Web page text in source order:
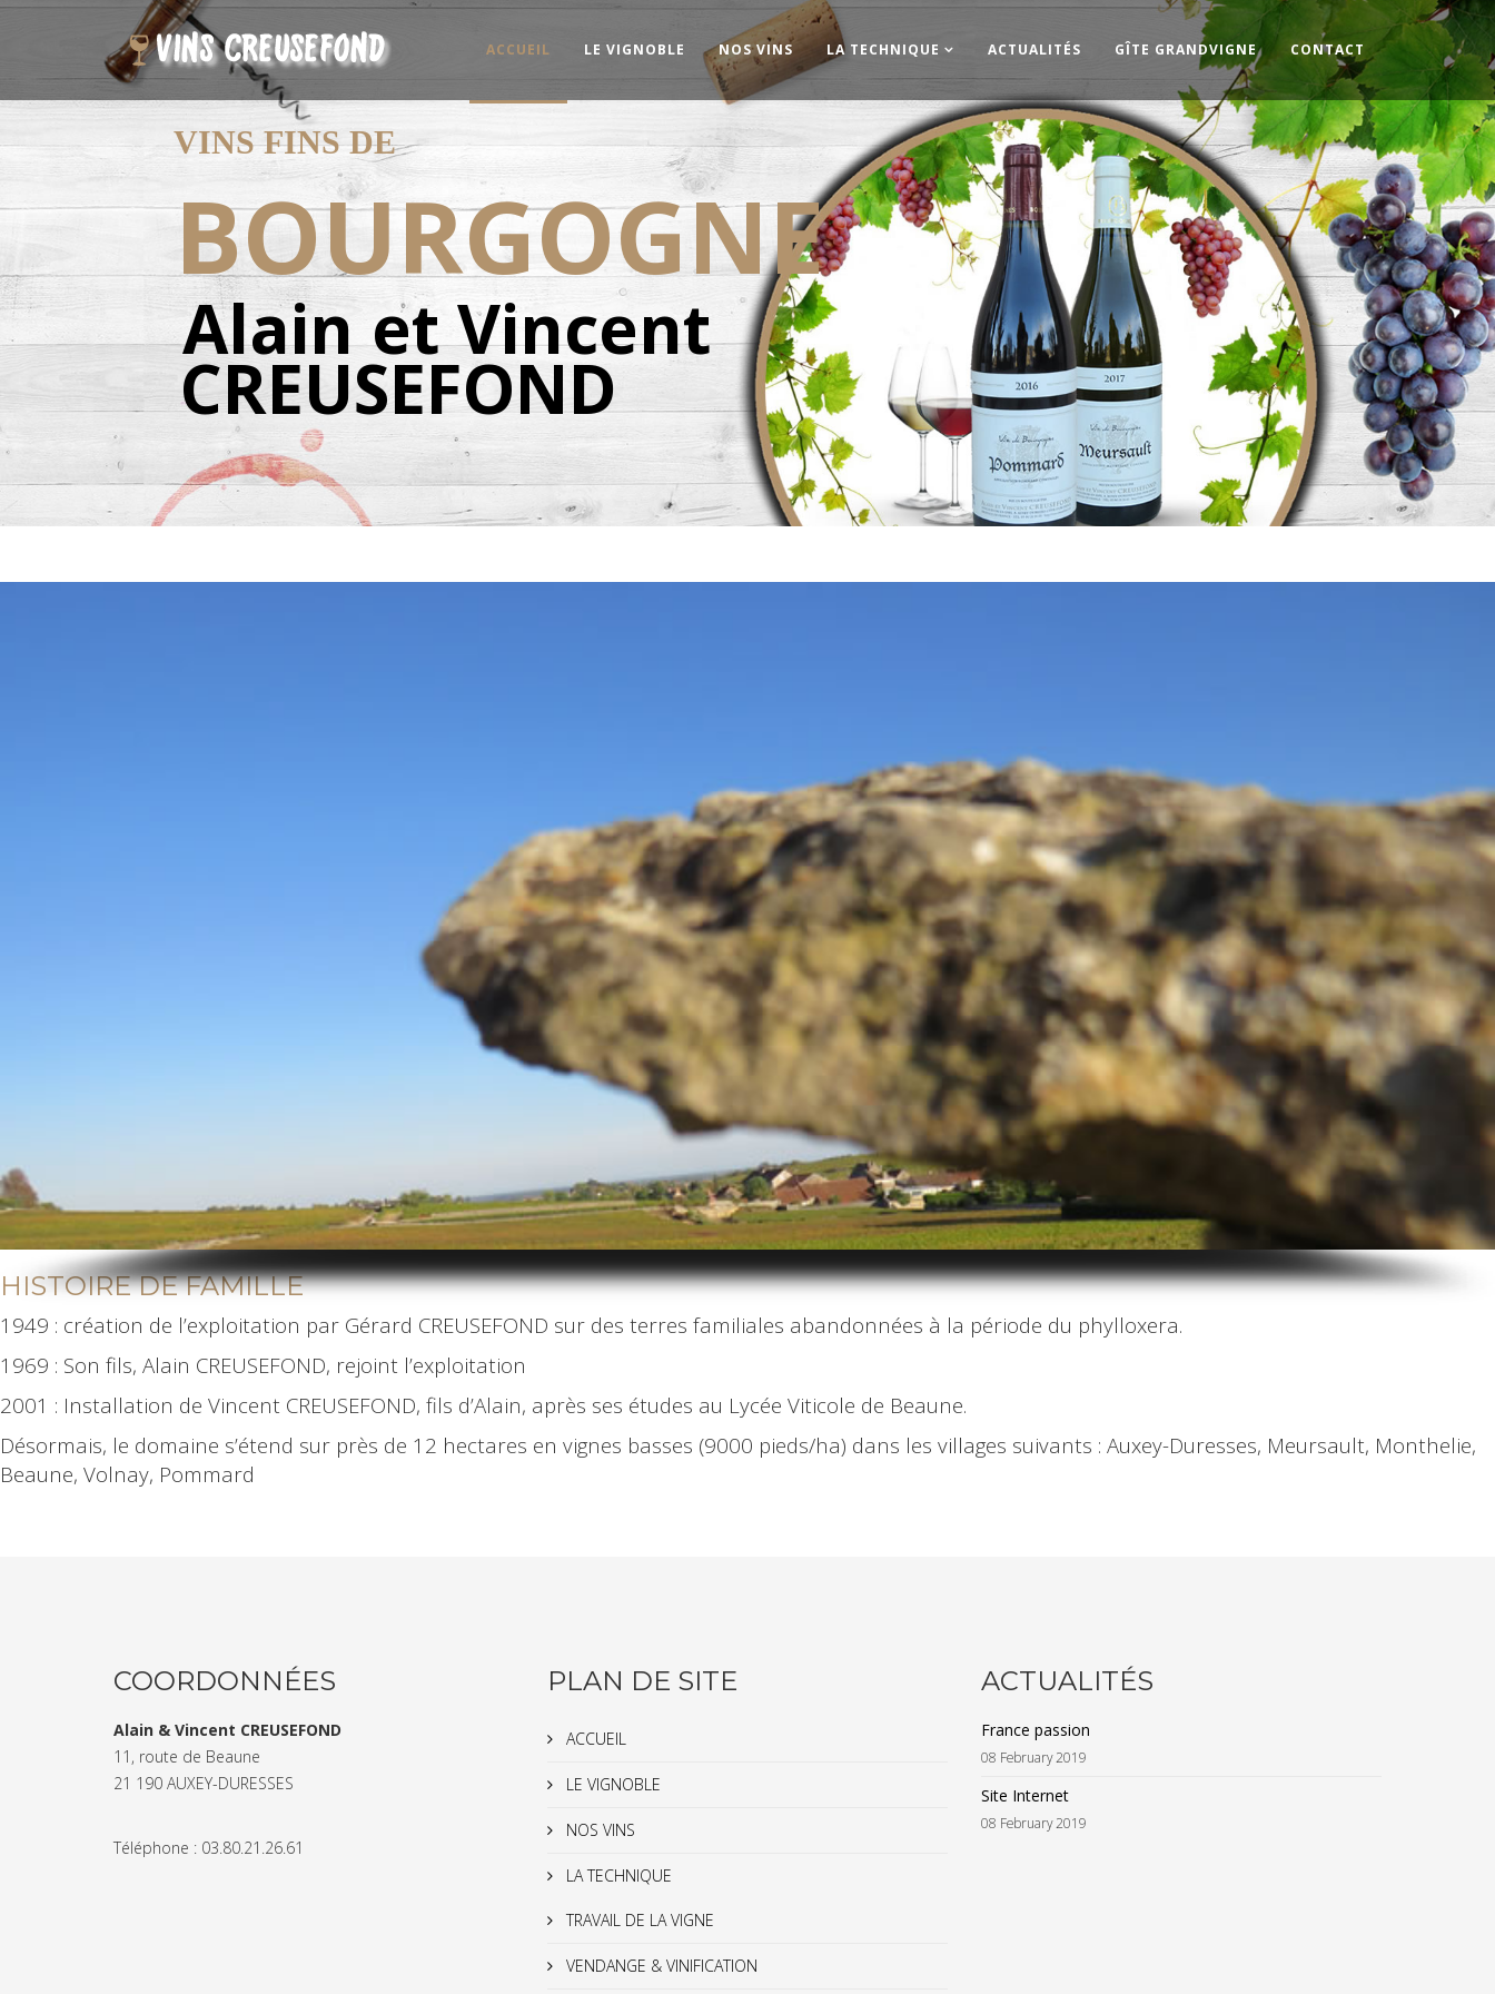
ACCUEIL LE VIGNOBLE NOS VINS LA TECHNIQUE ACTUALITÉS GÎTE GRANDVIGNE CONTACT
VINS FINS DE
BOURGOGNE
Alain et Vincent
CREUSEFOND
HISTOIRE DE FAMILLE
1949 : création de l’exploitation par Gérard CREUSEFOND sur des terres familiales abandonnées à la période du phylloxera.
1969 : Son fils, Alain CREUSEFOND, rejoint l’exploitation
2001 : Installation de Vincent CREUSEFOND, fils d’Alain, après ses études au Lycée Viticole de Beaune.
Désormais, le domaine s’étend sur près de 12 hectares en vignes basses (9000 pieds/ha) dans les villages suivants : Auxey-Duresses, Meursault, Monthelie,
Beaune, Volnay, Pommard
COORDONNÉES
Alain & Vincent CREUSEFOND
11, route de Beaune
21 190 AUXEY-DURESSES
Téléphone : 03.80.21.26.61
PLAN DE SITE
ACCUEIL
LE VIGNOBLE
NOS VINS
LA TECHNIQUE
TRAVAIL DE LA VIGNE
VENDANGE & VINIFICATION
ACTUALITÉS
France passion
08 February 2019
Site Internet
08 February 2019